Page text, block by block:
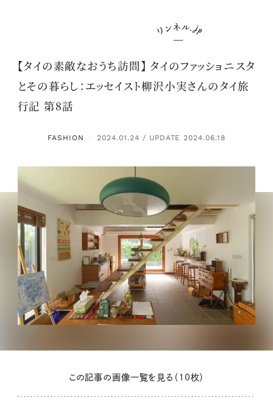
【タイの素敵なおうち訪問】 タイのファッショニスタ
とその暮らし：エッセイスト柳沢小実さんのタイ旅
行記 第8話
FASHION ： 2024.01.24 / UPDATE 2024.06.18
この記事の画像一覧を見る（10枚）